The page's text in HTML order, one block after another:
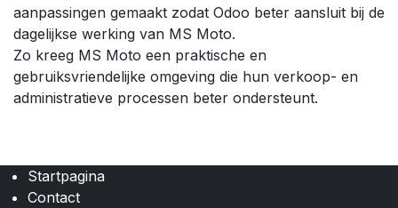
aanpassingen gemaakt zodat Odoo beter aansluit bij de
dagelijkse werking van MS Moto.
Zo kreeg MS Moto een praktische en
gebruiksvriendelijke omgeving die hun verkoop- en
administratieve processen beter ondersteunt.
Startpagina
Contact